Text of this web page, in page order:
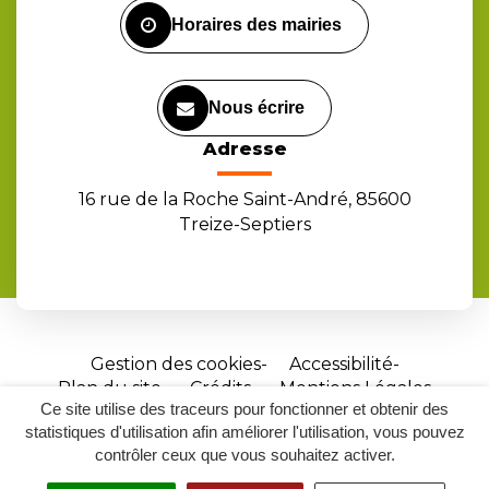
Ce site utilise des traceurs pour fonctionner et obtenir des
statistiques d'utilisation afin améliorer l'utilisation, vous pouvez
contrôler ceux que vous souhaitez activer.
Horaires des mairies
Nous écrire
Adresse
16 rue de la Roche Saint-André, 85600
Treize-Septiers
Gestion des cookies
Accessibilité
Plan du site
Crédits
Mentions Légales
Site
réalisé
par